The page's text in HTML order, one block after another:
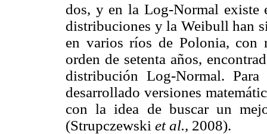
dos, y en la Log-Normal existe
distribuciones y la Weibull han
en varios ríos de Polonia, con
orden de setenta años,
distribución Log-Normal.
desarrollado versiones
con la idea de buscar un
(Strupczewski et al., 2008).